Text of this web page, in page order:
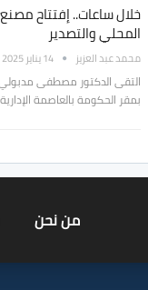
خلال ساعات.. إفتتاح
المحلي والتصدير
محمد عبد العزيز 14 يناير 2025
التقى الدكتور مصطفى
بمقر الحكومة بالعاصمة
من نحن